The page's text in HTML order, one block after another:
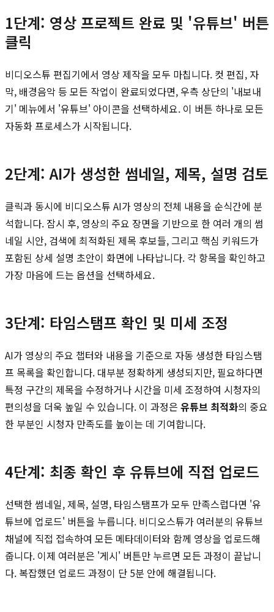
1단계: 영상 프로젝트 완료 및 '유튜브' 버튼
클릭
비디오스튜 편집기에서 영상 제작을 모두 마칩니다. 컷 편집, 자
막, 배경음악 등 모든 작업이 완료되었다면, 우측 상단의 '내보내
기' 메뉴에서 '유튜브' 아이콘을 선택하세요. 이 버튼 하나로 모든
자동화 프로세스가 시작됩니다.
2단계: AI가 생성한 썸네일, 제목, 설명 검토
클릭과 동시에 비디오스튜 AI가 영상의 전체 내용을 순식간에 분
석합니다. 잠시 후, 영상의 주요 장면을 기반으로 한 여러 개의 썸
네일 시안, 검색에 최적화된 제목 후보들, 그리고 핵심 키워드가
포함된 상세 설명 초안이 화면에 나타납니다. 각 항목을 확인하고
가장 마음에 드는 옵션을 선택하세요.
3단계: 타임스탬프 확인 및 미세 조정
AI가 영상의 주요 챕터와 내용을 기준으로 자동 생성한 타임스탬
프 목록을 확인합니다. 대부분 정확하게 생성되지만, 필요하다면
특정 구간의 제목을 수정하거나 시간을 미세 조정하여 시청자의
편의성을 더욱 높일 수 있습니다. 이 과정은 유튜브 최적화의 중요
한 부분인 시청자 만족도를 높이는 데 기여합니다.
4단계: 최종 확인 후 유튜브에 직접 업로드
선택한 썸네일, 제목, 설명, 타임스탬프가 모두 만족스럽다면 '유
튜브에 업로드' 버튼을 누릅니다. 비디오스튜가 여러분의 유튜브
채널에 직접 접속하여 모든 메타데이터와 함께 영상을 업로드해
줍니다. 이제 여러분은 '게시' 버튼만 누르면 모든 과정이 끝납니
다. 복잡했던 업로드 과정이 단 5분 안에 해결됩니다.